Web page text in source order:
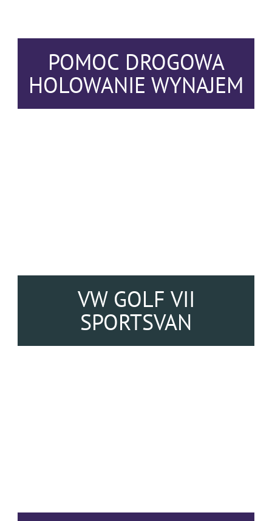
POMOC DROGOWA
HOLOWANIE WYNAJEM
VW GOLF VII
SPORTSVAN